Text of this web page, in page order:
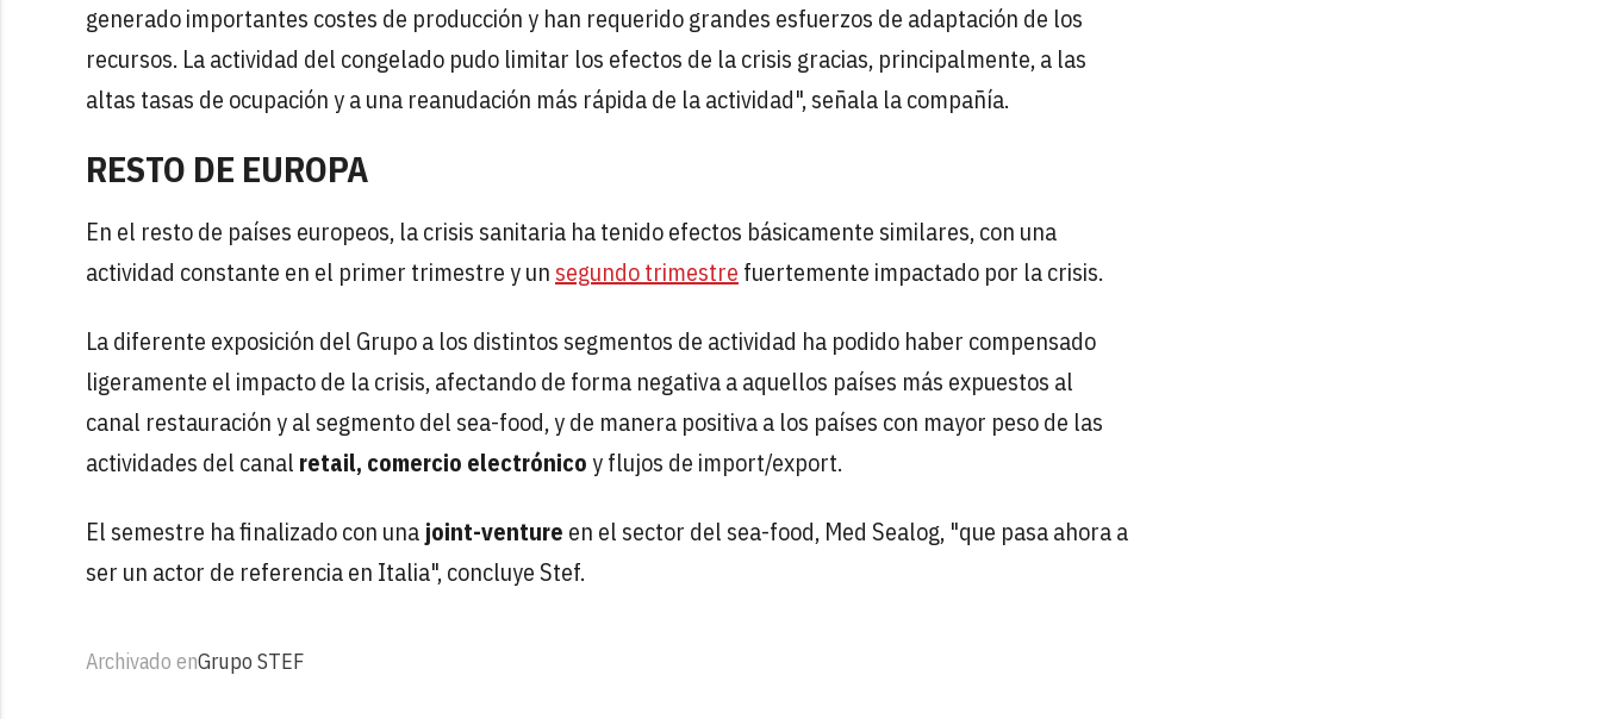
generado importantes costes de producción y han requerido grandes esfuerzos de adaptación de los
recursos. La actividad del congelado pudo limitar los efectos de la crisis gracias, principalmente, a las
altas tasas de ocupación y a una reanudación más rápida de la actividad", señala la compañía.
RESTO DE EUROPA
En el resto de países europeos, la crisis sanitaria ha tenido efectos básicamente similares, con una
actividad constante en el primer trimestre y un segundo trimestre fuertemente impactado por la crisis.
La diferente exposición del Grupo a los distintos segmentos de actividad ha podido haber compensado
ligeramente el impacto de la crisis, afectando de forma negativa a aquellos países más expuestos al
canal restauración y al segmento del sea-food, y de manera positiva a los países con mayor peso de las
actividades del canal retail, comercio electrónicoy flujos de import/export.
El semestre ha finalizado con una joint-venture en el sector del sea-food, Med Sealog, "que pasa ahora a
ser un actor de referencia en Italia", concluye Stef.
Archivado enGrupo STEF